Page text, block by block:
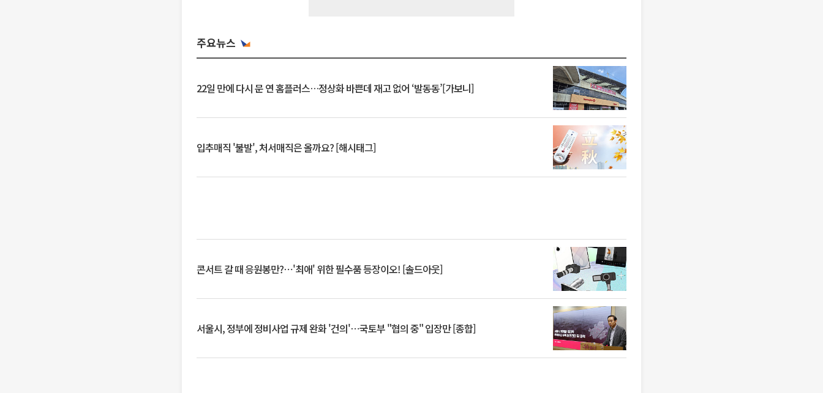
주요뉴스
22일 만에 다시 문 연 홈플러스…정상화 바쁜데 재고 없어 ‘발동동’[가보니]
입추매직 '불발', 처서매직은 올까요? [해시태그]
콘서트 갈 때 응원봉만?⋯'최애' 위한 필수품 등장이오! [솔드아웃]
서울시, 정부에 정비사업 규제 완화 '건의'⋯국토부 "협의 중" 입장만 [종합]